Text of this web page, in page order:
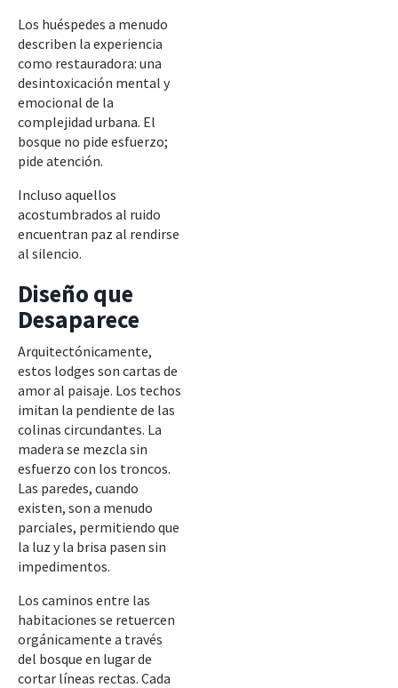
Los huéspedes a menudo
describen la experiencia
como restauradora: una
desintoxicación mental y
emocional de la
complejidad urbana. El
bosque no pide esfuerzo;
pide atención.
Incluso aquellos
acostumbrados al ruido
encuentran paz al rendirse
al silencio.
Diseño que
Desaparece
Arquitectónicamente,
estos lodges son cartas de
amor al paisaje. Los techos
imitan la pendiente de las
colinas circundantes. La
madera se mezcla sin
esfuerzo con los troncos.
Las paredes, cuando
existen, son a menudo
parciales, permitiendo que
la luz y la brisa pasen sin
impedimentos.
Los caminos entre las
habitaciones se retuercen
orgánicamente a través
del bosque en lugar de
cortar líneas rectas. Cada